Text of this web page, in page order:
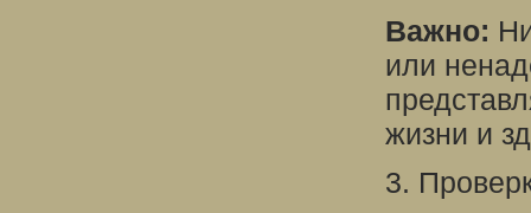
Важно:
или
жизни и
3.